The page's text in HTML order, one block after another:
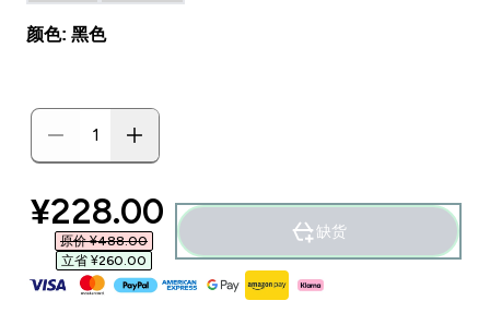
颜色: 黑色
discounted price
¥228.00‎
原价 ¥488.00‎
立省 ¥260.00‎
缺货